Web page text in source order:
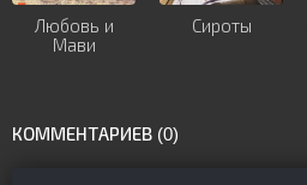
Любовь и
Мави
Сироты
КОММЕНТАРИЕВ (0)